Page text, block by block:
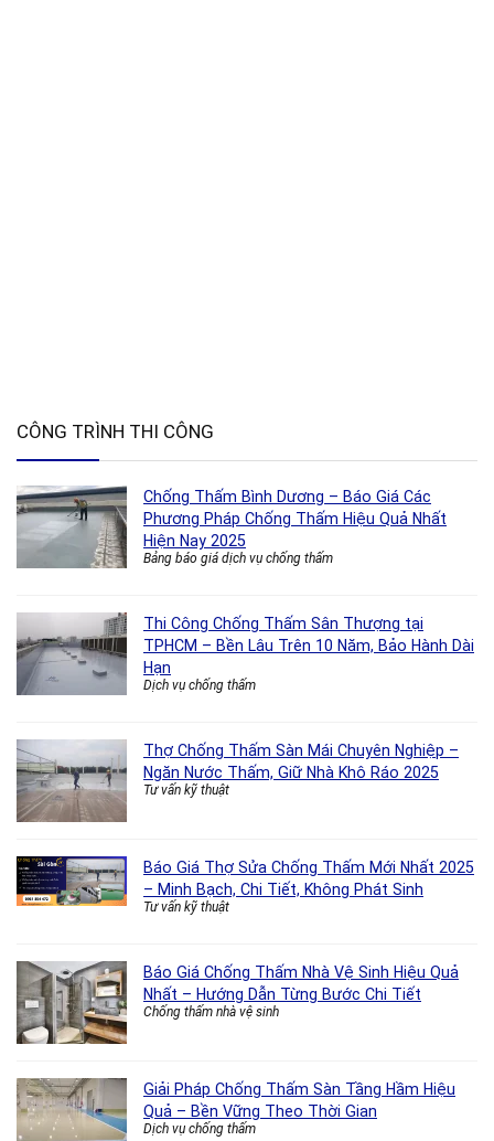
CÔNG TRÌNH THI CÔNG
Chống Thấm Bình Dương – Báo Giá Các
Phương Pháp Chống Thấm Hiệu Quả Nhất
Hiện Nay 2025
Bảng báo giá dịch vụ chống thấm
Thi Công Chống Thấm Sân Thượng tại
TPHCM – Bền Lâu Trên 10 Năm, Bảo Hành Dài
Hạn
Dịch vụ chống thấm
Thợ Chống Thấm Sàn Mái Chuyên Nghiệp –
Ngăn Nước Thấm, Giữ Nhà Khô Ráo 2025
Tư vấn kỹ thuật
Báo Giá Thợ Sửa Chống Thấm Mới Nhất 2025
– Minh Bạch, Chi Tiết, Không Phát Sinh
Tư vấn kỹ thuật
Báo Giá Chống Thấm Nhà Vệ Sinh Hiệu Quả
Nhất – Hướng Dẫn Từng Bước Chi Tiết
Chống thấm nhà vệ sinh
Giải Pháp Chống Thấm Sàn Tầng Hầm Hiệu
Quả – Bền Vững Theo Thời Gian
Dịch vụ chống thấm